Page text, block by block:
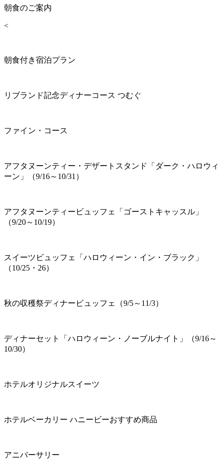
朝食のご案内
<
朝食付き宿泊プラン
リブランド記念ディナーコース つむぐ
ファイン・コース
アフタヌーンティー・デザートスタンド「ダーク・ハロウィ
ーン」（9/16～10/31）
アフタヌーンティービュッフェ「ゴーストキャッスル」
（9/20～10/19）
スイーツビュッフェ「ハロウィーン・イン・ブラック」
（10/25・26）
秋の収穫祭ディナービュッフェ（9/5～11/3）
ディナーセット「ハロウィーン・ノーブルナイト」（9/16～
10/30）
ホテルオリジナルスイーツ
ホテルベーカリー ハニービーおすすめ商品
アニバーサリー